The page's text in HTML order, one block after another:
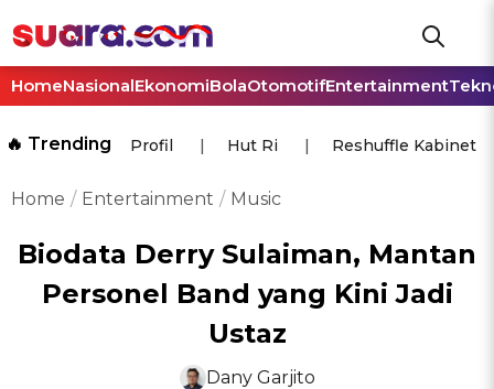
HomeNasionalEkonomiBolaOtomotifEntertainment
🔥 Trending Profil Hut Ri Reshuffle Kabinet
Home Entertainment Music
Biodata Derry Sulaiman, Mantan
Personel Band yang Kini Jadi
Ustaz
Dany Garjito